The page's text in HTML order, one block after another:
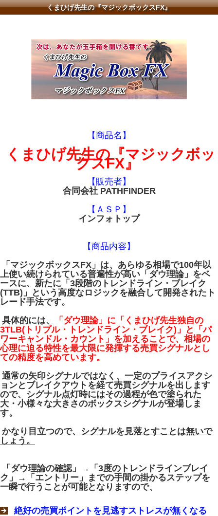
くまひげ先生の『マジックボックスFX』
【商品名】
くまひげ先生の『マジックボッ
クスFX』
【販売者】
合同会社 PATHFINDER
【ＡＳＰ】
インフォトップ
【商品内容】
「マジックボックスFX」は、あらゆる相場で100年以
上使い続けられている普遍性が高い「ダウ理論」をベ
ースに、新たに「3段階のトレンドライン・ブレイク
(TTB)」という高度なロジックを融合して開発されたト
レード手法です。
具体的には、
「ダウ理論」に「くまひげ先生独自の
3TLB(トリプル・トレンドライン・ブレイク)」と「パ
ワーキャンドル・カウント」を加えることで、相場の
心理に迫る特性を最大限に発揮する売買シグナルとし
ての精度を高めています。
通常の矢印シグナルではなく、一定のプライスアクシ
ョンとブレイクアウトを経て売買シグナルを出します
ので、シグナル点灯時にはその過程が色で塗られた
大・小様々な大きさのボックスシグナルが登場しま
す。
かなり目立つので、
シグナルを見落とすことは無いで
しょう。
「ダウ理論の確認」→「3度のトレンドラインブレイ
ク」→「エントリー」までの手間の掛かるステップを
一瞬で行うことが可能となりますので、
絶好の売買ポイントを見逃すストレスが無くなる